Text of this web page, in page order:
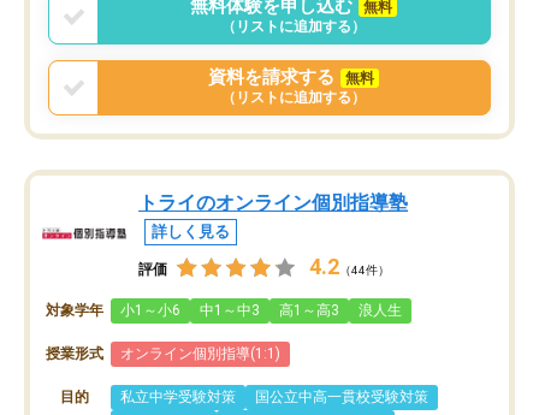
まりに短期での変更だった為、塾に通
う事にして退会しました。遅れも取り
戻せ、授業内容や講師の方は良かった
と思います。
無料体験を申し込む
無料
（リストに追加する）
資料を請求する
無料
（リストに追加する）
トライのオンライン個別指導塾
詳しく見る
評価 4.2 （44件）
対象学年 小1～小6 中1～中3 高1～高3 浪人生
授業形式 オンライン個別指導(1:1)
目的 私立中学受験対策
国公立中高一貫校受験対策